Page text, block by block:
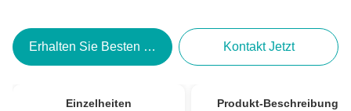
Erhalten Sie Besten Preis Kontakt Jetzt
Einzelheiten Produkt-Beschreibung